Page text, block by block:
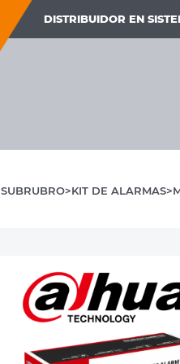
DISTRIBUIDOR EN
SUBRUBRO KIT DE ALARMAS